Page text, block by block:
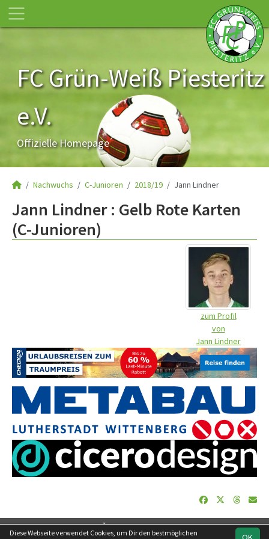
FC Grün-Weiß Piesteritz
e.V.
Offizielle Homepage
Nachwuchs C-Junioren 2018/19 Jann Lindner
Jann Lindner : Gelb Rote Karten
(C-Junioren)
zum Profil
von
Jann Lindner
soccero.de
Diese Webseite verwendet Cookies, um Dir den bestmöglichen